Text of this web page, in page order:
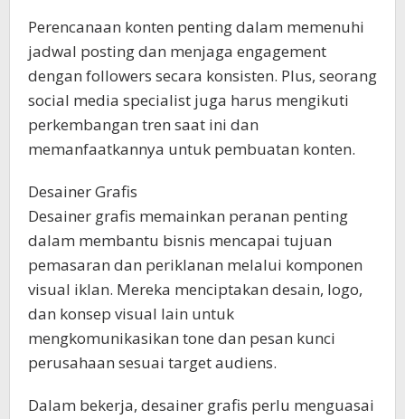
Perencanaan konten penting dalam memenuhi
jadwal posting dan menjaga engagement
dengan followers secara konsisten. Plus, seorang
social media specialist juga harus mengikuti
perkembangan tren saat ini dan
memanfaatkannya untuk pembuatan konten.
Desainer Grafis
Desainer grafis memainkan peranan penting
dalam membantu bisnis mencapai tujuan
pemasaran dan periklanan melalui komponen
visual iklan. Mereka menciptakan desain, logo,
dan konsep visual lain untuk
mengkomunikasikan tone dan pesan kunci
perusahaan sesuai target audiens.
Dalam bekerja, desainer grafis perlu menguasai